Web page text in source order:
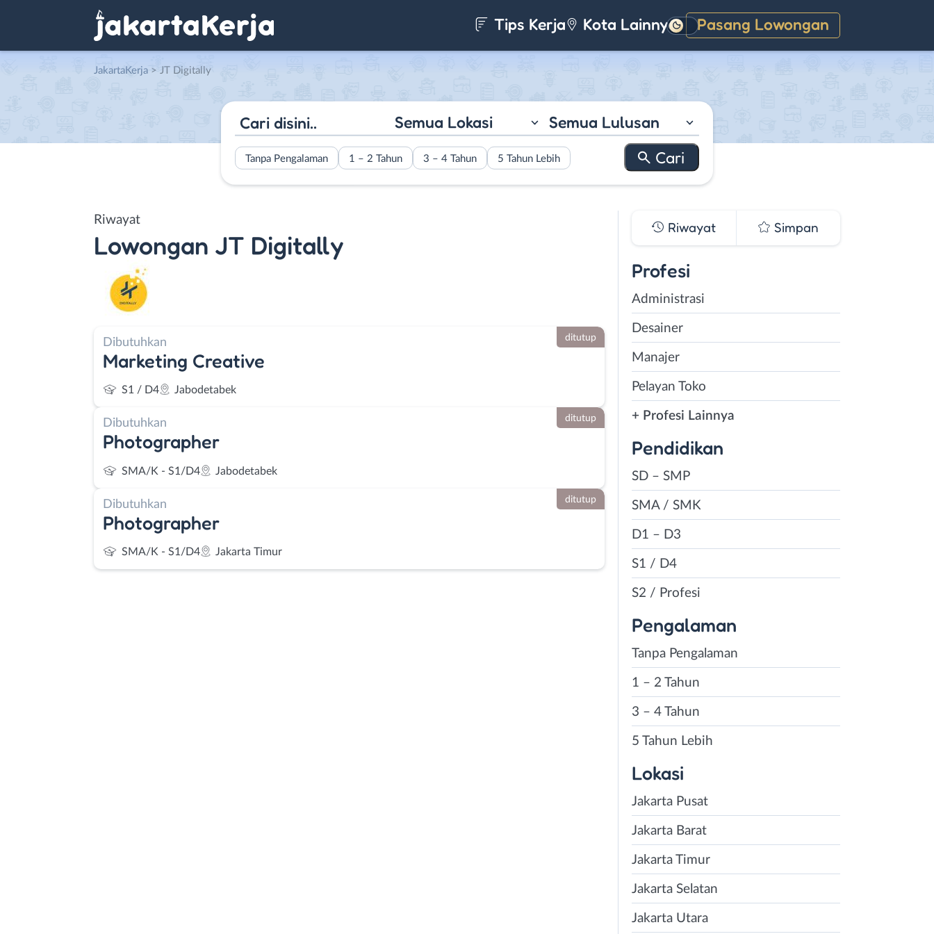
Tips Kerja Kota Lainnya Pasang Lowongan
Gelap
JakartaKerja > JT Digitally
Semua Lokasi Semua Lulusan
Tanpa Pengalaman 1 – 2 Tahun 3 – 4 Tahun 5 Tahun Lebih
Riwayat
Lowongan JT Digitally
Dibutuhkan
Marketing Creative
S1 / D4 Jabodetabek
ditutup
Dibutuhkan
Photographer
SMA/K - S1/D4 Jabodetabek
ditutup
Dibutuhkan
Photographer
SMA/K - S1/D4 Jakarta Timur
ditutup
Riwayat Simpan
Profesi
Administrasi
Desainer
Manajer
Pelayan Toko
+ Profesi Lainnya
Pendidikan
SD – SMP
SMA / SMK
D1 – D3
S1 / D4
S2 / Profesi
Pengalaman
Tanpa Pengalaman
1 – 2 Tahun
3 – 4 Tahun
5 Tahun Lebih
Lokasi
Jakarta Pusat
Jakarta Barat
Jakarta Timur
Jakarta Selatan
Jakarta Utara